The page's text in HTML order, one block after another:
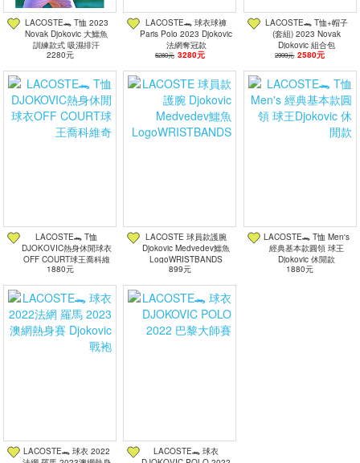
LACOSTE🐊 T恤 2023
Novak Djokovic 大鱷魚
訓練款式 吸濕排汗
2280元
LACOSTE🐊 球衣球褲
Paris Polo 2023 Djokovic
法網奪冠款
5280元 3280元
LACOSTE🐊 T恤+帽子
(套組) 2023 Novak
Djokovic 組合包
2999元 2580元
LACOSTE🐊 T恤
DJOKOVIC熱身休閒球衣
OFF COURT球王喬科維
奇
1880元
LACOSTE 球員款護腕
Djokovic Medvedev鱷魚
LogoWRISTBANDS
899元
LACOSTE🐊 T恤 Men's
經典基本款圓領 球王
Djokovic 休閒款
1880元
LACOSTE🐊 球衣 2022
LACOSTE🐊 球衣